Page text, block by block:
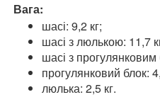
Вага:
шасі: 9,2 кг;
шасі з люлькою: 11,7
шасі з
прогулянковий блок:
люлька: 2,5 кг.